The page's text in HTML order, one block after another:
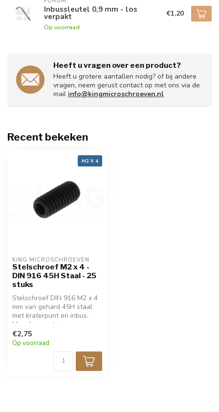
Inbussleutel 0,9 mm - los
verpakt
Op voorraad
€1,20
Heeft u vragen over een product?
Heeft u grotere aantallen nodig? of bij andere
vragen, neem gerust contact op met ons via de
mail info@kingmicroschroeven.nl
Recent bekeken
M2 X 4
KING MICROSCHROEVEN
Stelschroef M2 x 4 -
DIN 916 45H Staal - 25
stuks
Stelschroef DIN 916 M2 x 4
mm van gehard 45H staal
met kraterpunt en inbus.
Ideaal voor stevige,
verzonken fixatie in
fijnmechanica en techniek.
Zwarte afwerking voor een
strakke uitstraling. Verpakt
€2,75
Op voorraad